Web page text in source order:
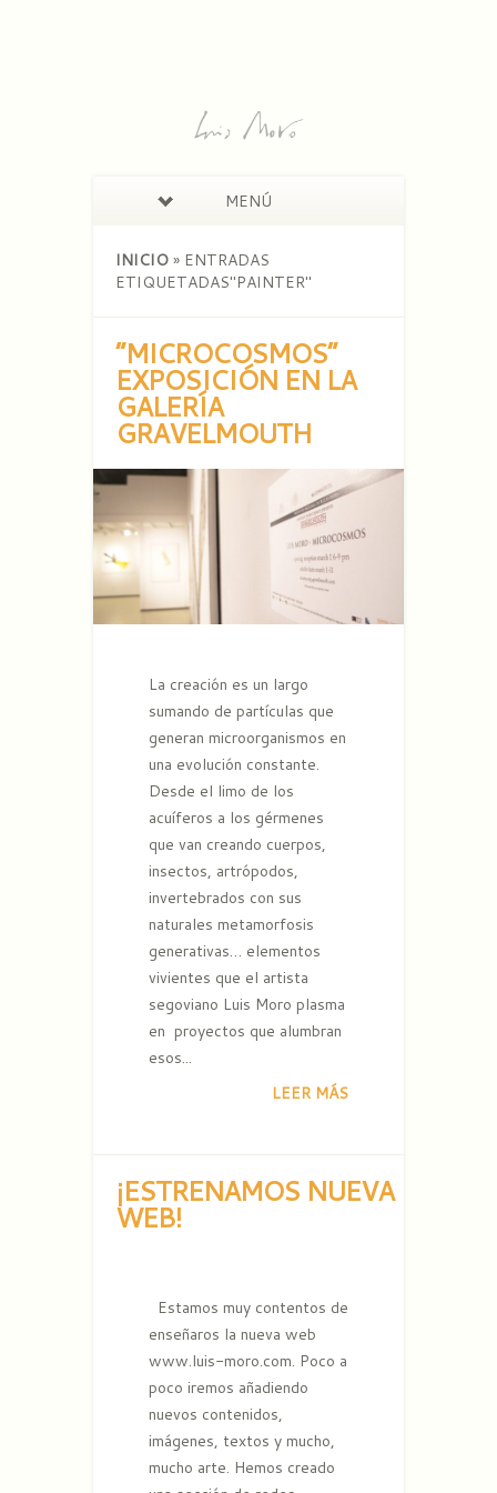
MENÚ
INICIO » ENTRADAS
ETIQUETADAS"PAINTER"
“MICROCOSMOS”
EXPOSICIÓN EN LA
GALERÍA
GRAVELMOUTH
La creación es un largo
sumando de partículas que
generan microorganismos en
una evolución constante.
Desde el limo de los
acuíferos a los gérmenes
que van creando cuerpos,
insectos, artrópodos,
invertebrados con sus
naturales metamorfosis
generativas… elementos
vivientes que el artista
segoviano Luis Moro plasma
en proyectos que alumbran
esos...
LEER MÁS
¡ESTRENAMOS NUEVA
WEB!
Estamos muy contentos de
enseñaros la nueva web
www.luis-moro.com. Poco a
poco iremos añadiendo
nuevos contenidos,
imágenes, textos y mucho,
mucho arte. Hemos creado